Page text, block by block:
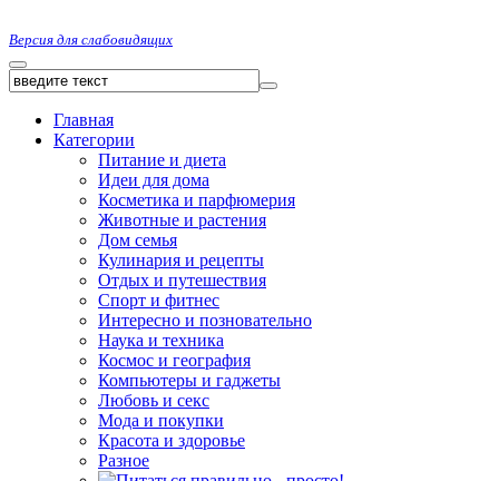
Версия для слабовидящих
Главная
Категории
Питание и диета
Идеи для дома
Косметика и парфюмерия
Животные и растения
Дом семья
Кулинария и рецепты
Отдых и путешествия
Спорт и фитнес
Интересно и позновательно
Наука и техника
Космос и география
Компьютеры и гаджеты
Любовь и секс
Мода и покупки
Красота и здоровье
Разное